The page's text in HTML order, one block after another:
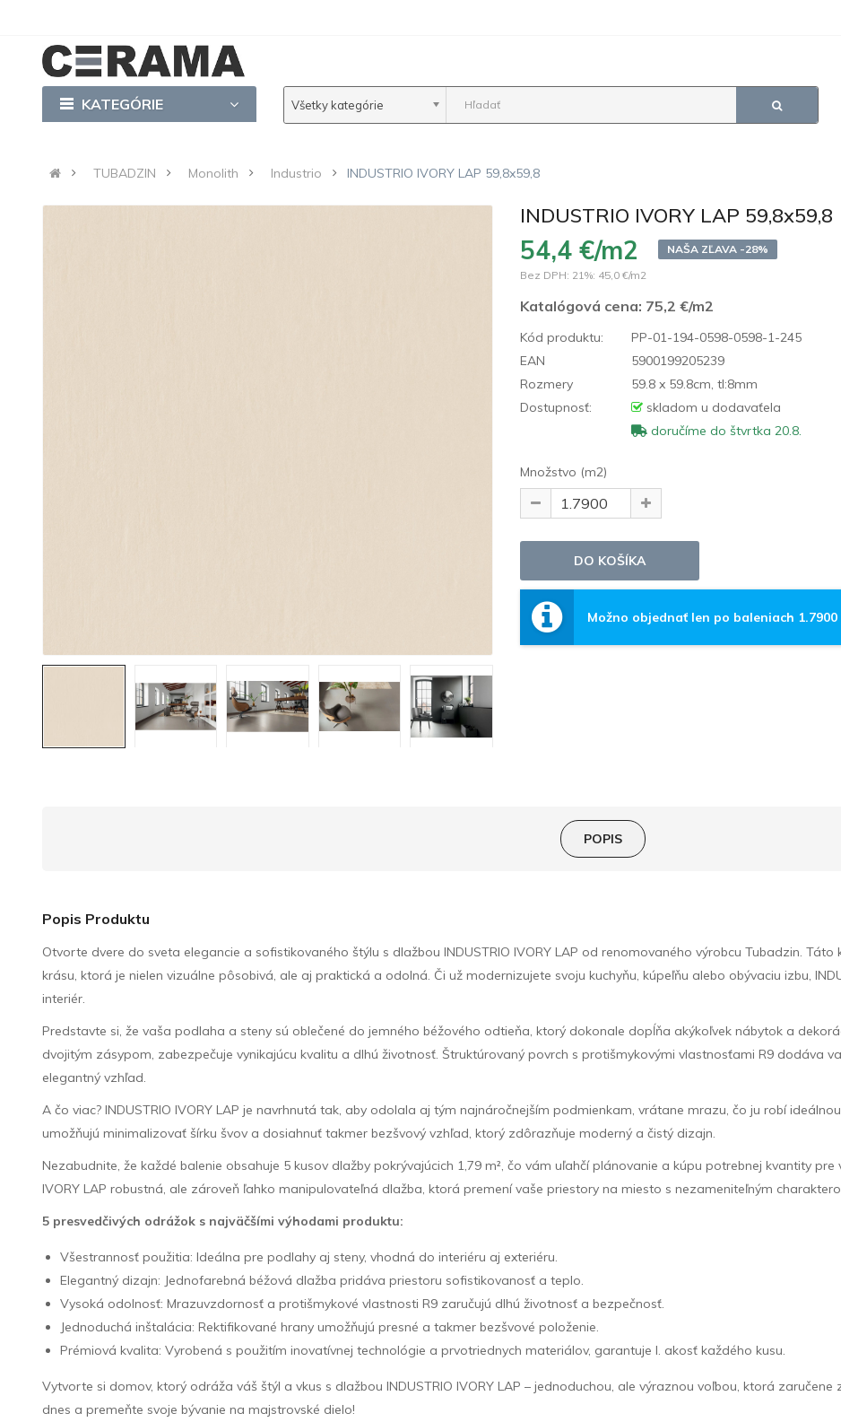
KATEGÓRIE Všetky kategórie
TUBADZIN Monolith Industrio INDUSTRIO IVORY LAP 59,8x59,8
INDUSTRIO IVORY LAP 59,8x59,8
54,4 €/m2
NAŠA ZĽAVA -28%
Bez DPH: 21%: 45,0 €/m2
Katalógová cena: 75,2 €/m2
Kód produktu:
PP-01-194-0598-0598-1-245
EAN
5900199205239
Rozmery
59.8 x 59.8cm, tl:8mm
Dostupnosť:
skladom u dodavaťela
doručíme do štvrtka 20.8.
Množstvo (m2)
Možno objednať len po baleniach 1.7900
POPIS
Popis Produktu
Otvorte dvere do sveta elegancie a sofistikovaného štýlu s dlažbou INDUSTRIO IVORY LAP od renomovaného výrobcu Tubadzin.
krásu, ktorá je nielen vizuálne pôsobivá, ale aj praktická a odolná. Či už modernizujete svoju kuchyňu, kúpeľňu alebo obývaciu izbu,
interiér.
Predstavte si, že vaša podlaha a steny sú oblečené do jemného béžového odtieňa, ktorý dokonale dopĺňa akýkoľvek nábytok a
dvojitým zásypom, zabezpečuje vynikajúcu kvalitu a dlhú životnosť. Štruktúrovaný povrch s protišmykovými vlastnosťami R9 dodáva
elegantný vzhľad.
A čo viac? INDUSTRIO IVORY LAP je navrhnutá tak, aby odolala aj tým najnáročnejším podmienkam, vrátane mrazu, čo ju robí
umožňujú minimalizovať šírku švov a dosiahnuť takmer bezšvový vzhľad, ktorý zdôrazňuje moderný a čistý dizajn.
Nezabudnite, že každé balenie obsahuje 5 kusov dlažby pokrývajúcich 1,79 m², čo vám uľahčí plánovanie a kúpu potrebnej kvantity pre
IVORY LAP robustná, ale zároveň ľahko manipulovateľná dlažba, ktorá premení vaše priestory na miesto s nezameniteľným
5 presvedčivých odrážok s najväčšími výhodami produktu:
Všestrannosť použitia: Ideálna pre podlahy aj steny, vhodná do interiéru aj exteriéru.
Elegantný dizajn: Jednofarebná béžová dlažba pridáva priestoru sofistikovanosť a teplo.
Vysoká odolnosť: Mrazuvzdornosť a protišmykové vlastnosti R9 zaručujú dlhú životnosť a bezpečnosť.
Jednoduchá inštalácia: Rektifikované hrany umožňujú presné a takmer bezšvové položenie.
Prémiová kvalita: Vyrobená s použitím inovatívnej technológie a prvotriednych materiálov, garantuje I. akosť každého kusu.
Vytvorte si domov, ktorý odráža váš štýl a vkus s dlažbou INDUSTRIO IVORY LAP – jednoduchou, ale výraznou voľbou, ktorá
dnes a premeňte svoje bývanie na majstrovské dielo!